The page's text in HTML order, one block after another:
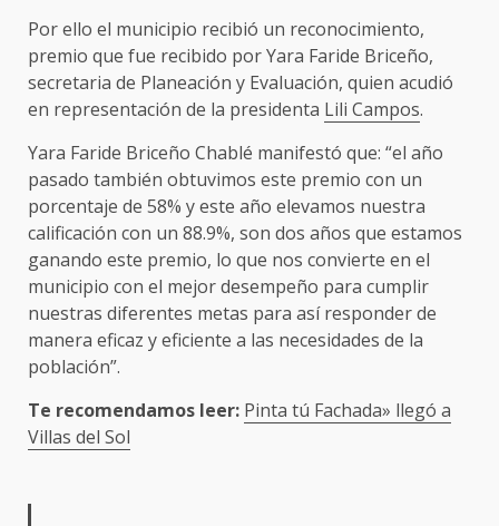
Por ello el municipio recibió un reconocimiento,
premio que fue recibido por Yara Faride Briceño,
secretaria de Planeación y Evaluación, quien acudió
en representación de la presidenta Lili Campos.
Yara Faride Briceño Chablé manifestó que: “el año
pasado también obtuvimos este premio con un
porcentaje de 58% y este año elevamos nuestra
calificación con un 88.9%, son dos años que estamos
ganando este premio, lo que nos convierte en el
municipio con el mejor desempeño para cumplir
nuestras diferentes metas para así responder de
manera eficaz y eficiente a las necesidades de la
población”.
Te recomendamos leer: Pinta tú Fachada» llegó a
Villas del Sol